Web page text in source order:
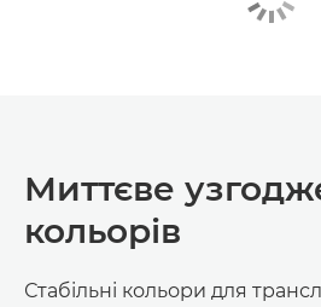
Миттєве
кольорів
Стабільні кольори для